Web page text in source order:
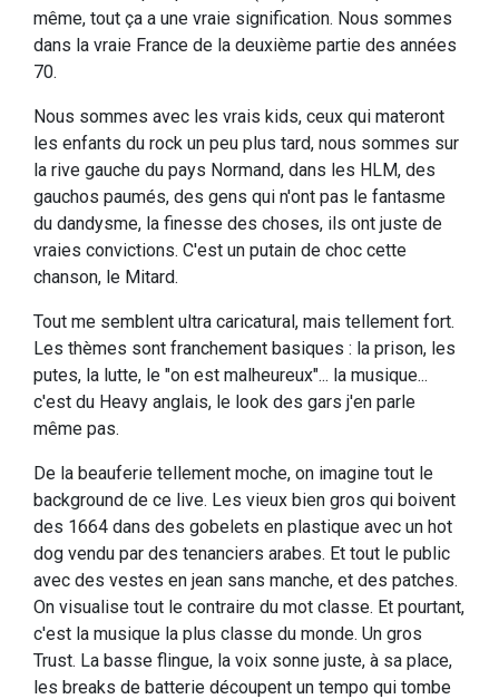
même, tout ça a une vraie signification. Nous sommes
dans la vraie France de la deuxième partie des années
70.
Nous sommes avec les vrais kids, ceux qui materont
les enfants du rock un peu plus tard, nous sommes sur
la rive gauche du pays Normand, dans les HLM, des
gauchos paumés, des gens qui n'ont pas le fantasme
du dandysme, la finesse des choses, ils ont juste de
vraies convictions. C'est un putain de choc cette
chanson, le Mitard.
Tout me semblent ultra caricatural, mais tellement fort.
Les thèmes sont franchement basiques : la prison, les
putes, la lutte, le "on est malheureux"... la musique...
c'est du Heavy anglais, le look des gars j'en parle
même pas.
De la beauferie tellement moche, on imagine tout le
background de ce live. Les vieux bien gros qui boivent
des 1664 dans des gobelets en plastique avec un hot
dog vendu par des tenanciers arabes. Et tout le public
avec des vestes en jean sans manche, et des patches.
On visualise tout le contraire du mot classe. Et pourtant,
c'est la musique la plus classe du monde. Un gros
Trust. La basse flingue, la voix sonne juste, à sa place,
les breaks de batterie découpent un tempo qui tombe